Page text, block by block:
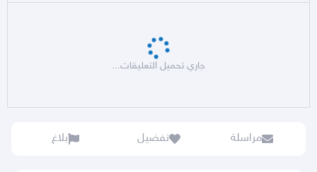
جاري تحميل التعليقات...
مراسلة تفضيل بلاغ